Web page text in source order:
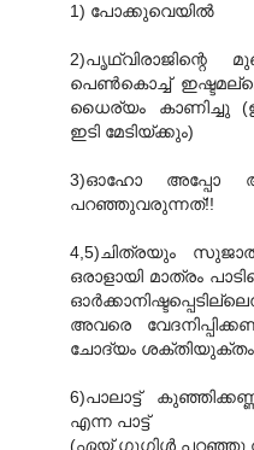
1) പോക്കുവെയിൽ
പെൺകൊച്ച്‌
ധൈര്യം കാണിച്ചു
ഇടി മേടിയ്ക്കും)
3)ഓഹോ അപ്പോ അത്‌
പറഞ്ഞുവരുന്നത്‌!!
4,5)ചിത്രയും
ഒരാളായി മാത്രം
അവരെ
ചോദ്യം
6)പാലാട്ട്‌
എന്ന പാട്ട്‌
(ഏയ്‌ ഗൂഗിൾ പറഞ്ഞു